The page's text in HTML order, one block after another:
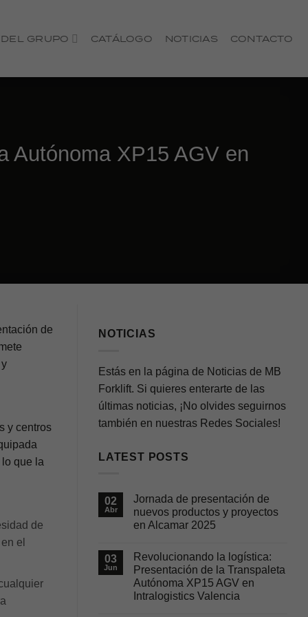
GRUPO CATÁLOGO NOTICIAS CONTACTO
Autónoma XP15 AGV en
de
y centros
que la
de
el
NOTICIAS
Estás en la página de Noticias de MB
Forklift. Si quieres enterarte de las
últimas noticias, ¡No olvides seguirnos
también en nuestras Redes Sociales!
LATEST POSTS
02
Abr
Jornada de presentación de
nuevos productos y proyectos
en Alcamar 2025
comentarios
en
Jornada
de
presentación
de
03
Jun
Revolucionando la logística:
Presentación de la Transpaleta
Autónoma XP15 AGV en
Intralogistics Valencia